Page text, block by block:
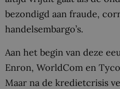
bezondigd aan fraude,
handelsembargo’s.
Aan het begin van deze
Enron, WorldCom en
Maar na de kredietcrisis